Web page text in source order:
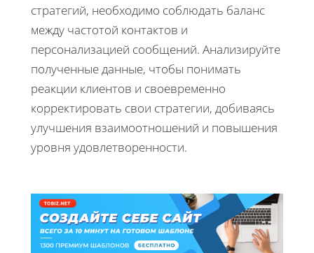
стратегий, необходимо соблюдать баланс
между частотой контактов и
персонализацией сообщений. Анализируйте
полученные данные, чтобы понимать
реакции клиентов и своевременно
корректировать свои стратегии, добиваясь
улучшения взаимоотношений и повышения
уровня удовлетворенности.